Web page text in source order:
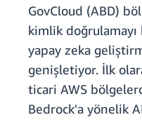
GovCloud (ABD)
kimlik
yapay zeka
genişletiyor. İlk
ticari AWS
Bedrock'a yönelik